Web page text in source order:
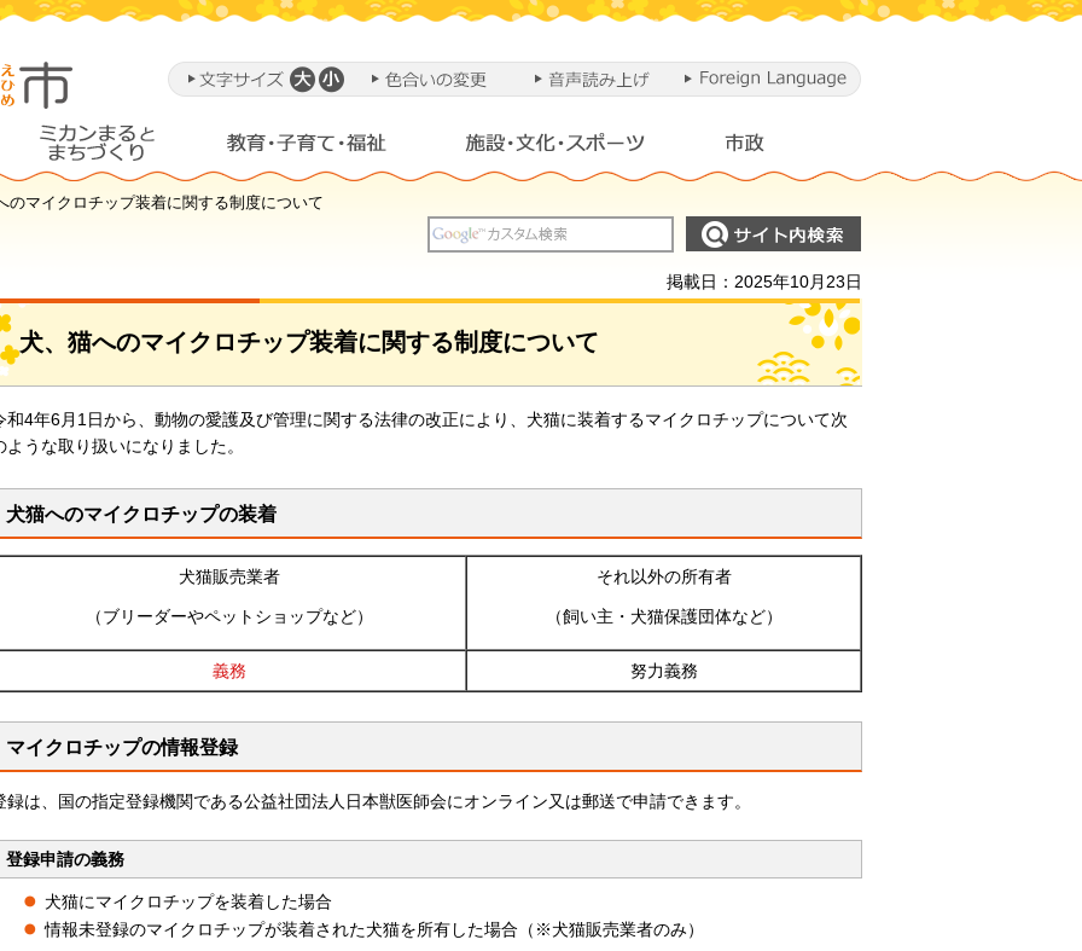
のマイクロチップ装着に関する制度について
掲載日：2025年10月23日
犬、猫へのマイクロチップ装着に関する制度について
和4年6月1日から、動物の愛護及び管理に関する法律の改正により、犬猫に装着するマイクロチップについて次
ような取り扱いになりました。
犬猫へのマイクロチップの装着
犬猫販売業者
（ブリーダーやペットショップなど）
それ以外の所有者
（飼い主・犬猫保護団体など）
義務 努力義務
マイクロチップの情報登録
録は、国の指定登録機関である公益社団法人日本獣医師会にオンライン又は郵送で申請できます。
登録申請の義務
犬猫にマイクロチップを装着した場合
情報未登録のマイクロチップが装着された犬猫を所有した場合（※犬猫販売業者のみ）